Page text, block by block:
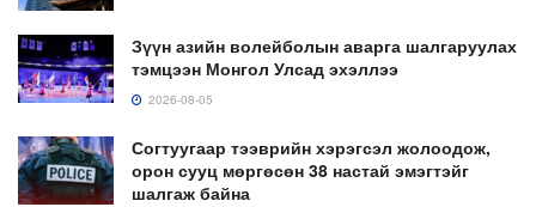
Зүүн азийн волейболын аварга шалгаруулах
тэмцээн Монгол Улсад эхэллээ
2026-08-05
Согтуугаар тээврийн хэрэгсэл жолоодож,
орон сууц мөргөсөн 38 настай эмэгтэйг
шалгаж байна